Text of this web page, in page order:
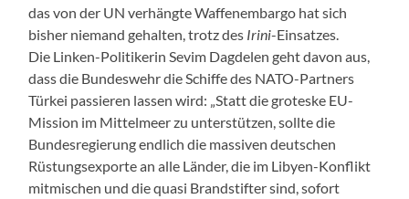
das von der UN verhängte Waffenembargo hat sich
bisher niemand gehalten, trotz des Irini-Einsatzes.
Die Linken-Politikerin Sevim Dagdelen geht davon aus,
dass die Bundeswehr die Schiffe des NATO-Partners
Türkei passieren lassen wird: „Statt die groteske EU-
Mission im Mittelmeer zu unterstützen, sollte die
Bundesregierung endlich die massiven deutschen
Rüstungsexporte an alle Länder, die im Libyen-Konflikt
mitmischen und die quasi Brandstifter sind, sofort